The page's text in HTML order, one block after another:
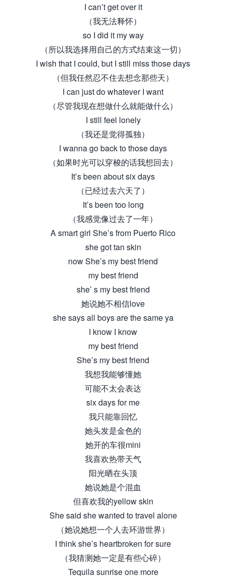
I can’t get over it
（我无法释怀）
so I did it my way
（所以我选择用自己的方式结束这一切）
I wish that I could, but I still miss those days
（但我任然忍不住去想念那些天）
I can just do whatever I want
（尽管我现在想做什么就能做什么）
I still feel lonely
（我还是觉得孤独）
I wanna go back to those days
（如果时光可以穿梭的话我想回去）
It’s been about six days
（已经过去六天了）
It’s been too long
（我感觉像过去了一年）
A smart girl She’s from Puerto Rico
she got tan skin
now She’s my best friend
my best friend
she’ s my best friend
她说她不相信love
she says all boys are the same ya
I know I know
my best friend
She’s my best friend
我想我能够懂她
可能不太会表达
six days for me
我只能靠回忆
她头发是金色的
她开的车很mini
我喜欢热带天气
阳光晒在头顶
她说她是个混血
但喜欢我的yellow skin
She said she wanted to travel alone
（她说她想一个人去环游世界）
I think she’s heartbroken for sure
（我猜测她一定是有些心碎）
Tequila sunrise one more